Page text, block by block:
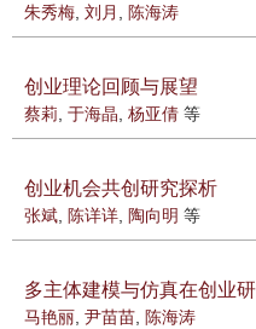
朱秀梅, 刘月 , 陈海涛
创业理论回顾与展望
蔡莉, 于海晶, 杨亚倩 等
创业机会共创研究探析
张斌, 陈详详, 陶向明 等
多主体建模与仿真在创业
马艳丽, 尹苗苗, 陈海涛